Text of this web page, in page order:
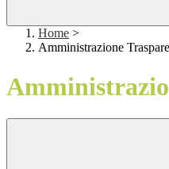
Home >
Amministrazione